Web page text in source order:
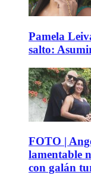
Pamela
salto:
FOTO |
lamentable
con galán